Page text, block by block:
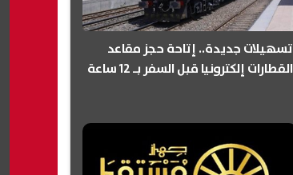
تسهيلات جديدة.. إتاحة حجز مقاعد
القطارات إلكترونيا قبل السفر بـ 12 ساعة